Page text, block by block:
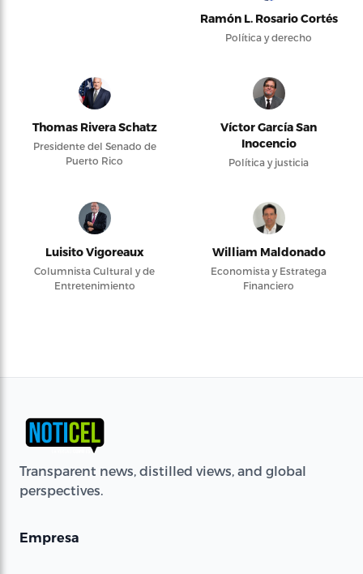
Ramón L. Rosario Cortés
Política y derecho
Thomas Rivera Schatz
Presidente del Senado de
Puerto Rico
Víctor García San
Inocencio
Política y justicia
Luisito Vigoreaux
Columnista Cultural y de
Entretenimiento
William Maldonado
Economista y Estratega
Financiero
Transparent news, distilled views, and global
perspectives.
Empresa